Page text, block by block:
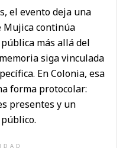
el evento deja una
Mujica continúa
más allá del
siga vinculada
En Colonia, esa
forma protocolar:
presentes y un